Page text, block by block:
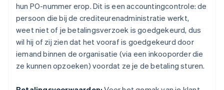
hun PO-nummer erop. Dit is een accountingcontrole: de
persoon die bij de crediteurenadministratie werkt,
weet niet of je betalingsverzoek is goedgekeurd, dus
wil hij of zij zien dat het vooraf is goedgekeurd door
iemand binnen de organisatie (via een inkooporder die
ze kunnen opzoeken) voordat ze je de betaling sturen.